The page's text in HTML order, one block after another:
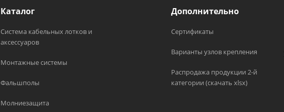
Каталог
Система кабельных лотков и
аксессуаров
Монтажные системы
Фальшполы
Молниезащита
Дополнительно
Сертификаты
Варианты узлов крепления
Распродажа продукции 2-й
категории (скачать xlsx)